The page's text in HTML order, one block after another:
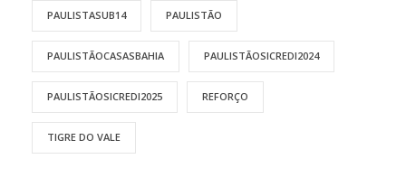
PAULISTASUB14 PAULISTÃO
PAULISTÃOCASASBAHIA PAULISTÃOSICREDI2024
PAULISTÃOSICREDI2025 REFORÇO
TIGRE DO VALE